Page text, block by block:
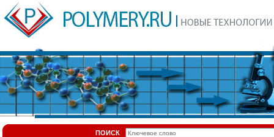
ПОИСК